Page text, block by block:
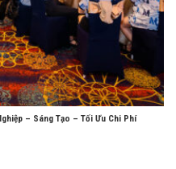
– Sáng Tạo – Tối Ưu Chi Phí